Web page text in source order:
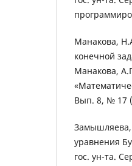
Манакова,
конечной
Манакова,
Вып. 8, № 17
Замышляева,
уравнения
гос. ун-та.